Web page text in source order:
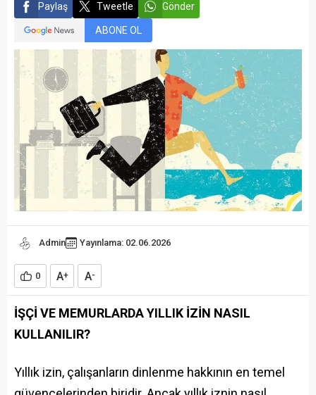
Paylaş Tweetle Gönder
ABONE OL
Admin Yayınlama: 02.06.2026
0 A+ A-
İŞÇİ VE MEMURLARDA YILLIK İZİN NASIL
KULLANILIR?
Yıllık izin, çalışanların dinlenme hakkının en temel